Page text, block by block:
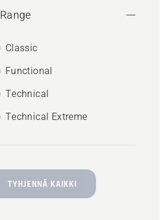
Range
Classic
Functional
Technical
Technical Extreme
TYHJENNÄ KAIKKI